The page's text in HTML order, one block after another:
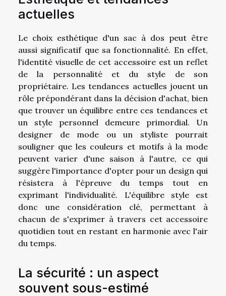
actuelles
Le choix esthétique d'un sac à dos peut être
aussi significatif que sa fonctionnalité. En effet,
l'identité visuelle de cet accessoire est un reflet
de la personnalité et du style de son
propriétaire. Les tendances actuelles jouent un
rôle prépondérant dans la décision d'achat, bien
que trouver un équilibre entre ces tendances et
un style personnel demeure primordial. Un
designer de mode ou un styliste pourrait
souligner que les couleurs et motifs à la mode
peuvent varier d'une saison à l'autre, ce qui
suggère l'importance d'opter pour un design qui
résistera à l'épreuve du temps tout en
exprimant l'individualité. L'équilibre style est
donc une considération clé, permettant à
chacun de s'exprimer à travers cet accessoire
quotidien tout en restant en harmonie avec l'air
du temps.
La sécurité : un aspect
souvent sous-estimé